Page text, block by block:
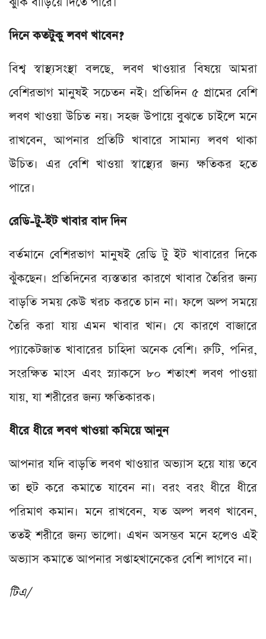
দিনে কতটুকু লবণ খাবেন?
বিশ্ব স্বাস্থ্যসংস্থা বলছে, লবণ খাওয়ার বিষয়ে আমরা
বেশিরভাগ মানুষই সচেতন নই। প্রতিদিন ৫ গ্রামের বেশি
লবণ খাওয়া উচিত নয়। সহজ উপায়ে বুঝতে চাইলে মনে
রাখবেন, আপনার প্রতিটি খাবারে সামান্য লবণ থাকা
উচিত। এর বেশি খাওয়া স্বাস্থ্যের জন্য ক্ষতিকর হতে
পারে।
রেডি-টু-ইট খাবার বাদ দিন
বর্তমানে বেশিরভাগ মানুষই রেডি টু ইট খাবারের দিকে
ঝুঁকছেন। প্রতিদিনের ব্যস্ততার কারণে খাবার তৈরির জন্য
বাড়তি সময় কেউ খরচ করতে চান না। ফলে অল্প সময়ে
তৈরি করা যায় এমন খাবার খান। যে কারণে বাজারে
প্যাকেটজাত খাবারের চাহিদা অনেক বেশি। রুটি, পনির,
সংরক্ষিত মাংস এবং স্ন্যাকসে ৮০ শতাংশ লবণ পাওয়া
যায়, যা শরীরের জন্য ক্ষতিকারক।
ধীরে ধীরে লবণ খাওয়া কমিয়ে আনুন
আপনার যদি বাড়তি লবণ খাওয়ার অভ্যাস হয়ে যায় তবে
তা হুট করে কমাতে যাবেন না। বরং বরং ধীরে ধীরে
পরিমাণ কমান। মনে রাখবেন, যত অল্প লবণ খাবেন,
ততই শরীরে জন্য ভালো। এখন অসম্ভব মনে হলেও এই
অভ্যাস কমাতে আপনার সপ্তাহখানেকের বেশি লাগবে না।
টিএ/